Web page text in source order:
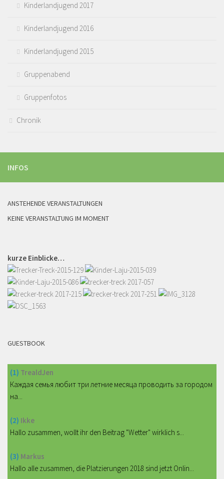
Kinderlandjugend 2017
Kinderlandjugend 2016
Kinderlandjugend 2015
Gruppenabend
Gruppenfotos
Chronik
INFOS
ANSTEHENDE VERANSTALTUNGEN
KEINE VERANSTALTUNG IM MOMENT
kurze Einblicke…
GUESTBOOK
(1) TrealdJen
Каждая семья любит три летние месяца проводить за городом
на...
(2) Ikke
Hallo zusammen, wollt ihr den Beitrag "Wetter" wirklich s...
(3) Markus
Hallo alle zusammen, die Platzierungen 2018 sind jetzt Onlin...